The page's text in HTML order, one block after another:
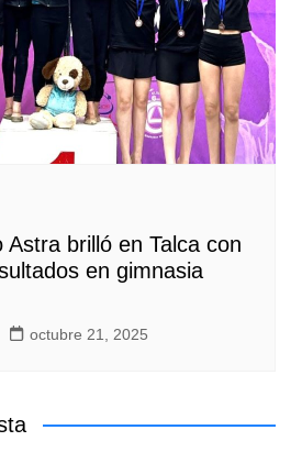
Astra brilló en Talca con
en gimnasia
octubre 21, 2025